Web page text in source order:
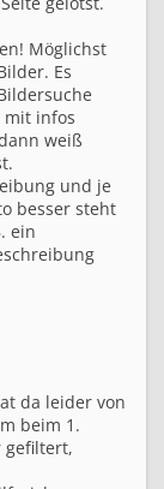
Möglichst
Es
mit infos
weiß
und je
besser steht
ein
da leider von
beim 1.
gefiltert,